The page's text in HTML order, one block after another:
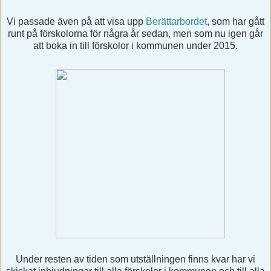
Vi passade även på att visa upp Berättarbordet, som har gått
runt på förskolorna för några år sedan, men som nu igen går
att boka in till förskolor i kommunen under 2015.
Under resten av tiden som utställningen finns kvar har vi